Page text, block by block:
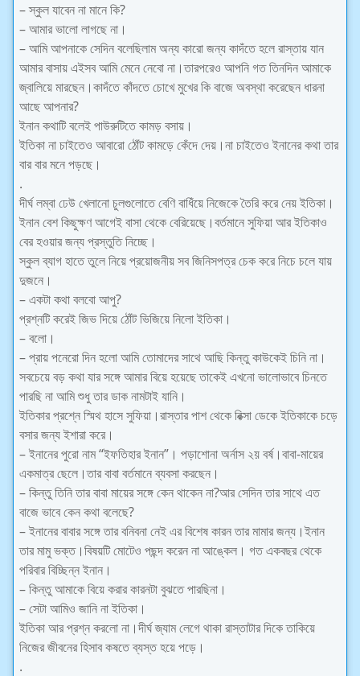
– স্কুল যাবেন না মানে কি?
– আমার ভালো লাগছে না।
– আমি আপনাকে সেদিন বলেছিলাম অন্য কারো জন্য কাদঁতে হলে রাস্তায় যান
আমার বাসায় এইসব আমি মেনে নেবো না।তারপরেও আপনি গত তিনদিন আমাকে
জ্বালিয়ে মারছেন।কাদঁতে কাঁদতে চোখে মুখের কি বাজে অবস্থা করেছেন ধারনা
আছে আপনার?
ইনান কথাটি বলেই পাউরুটিতে কামড় বসায়।
ইতিকা না চাইতেও আবারো ঠোঁট কামড়ে কেঁদে দেয়।না চাইতেও ইনানের কথা তার
বার বার মনে পড়ছে।
.
দীর্ঘ লম্বা ঢেউ খেলানো চুলগুলোতে বেণি বাধিঁয়ে নিজেকে তৈরি করে নেয় ইতিকা।
ইনান বেশ কিছুক্ষণ আগেই বাসা থেকে বেরিয়েছে।বর্তমানে সুফিয়া আর ইতিকাও
বের হওয়ার জন্য প্রস্তুতি নিচ্ছে।
স্কুল ব্যাগ হাতে তুলে নিয়ে প্রয়োজনীয় সব জিনিসপত্র চেক করে নিচে চলে যায়
দুজনে।
– একটা কথা বলবো আপু?
প্রশ্নটি করেই জিভ দিয়ে ঠোঁট ভিজিয়ে নিলো ইতিকা।
– বলো।
– প্রায় পনেরো দিন হলো আমি তোমাদের সাথে আছি কিন্তু কাউকেই চিনি না।
সবচেয়ে বড় কথা যার সঙ্গে আমার বিয়ে হয়েছে তাকেই এখনো ভালোভাবে চিনতে
পারছি না আমি শুধু তার ডাক নামটাই যানি।
ইতিকার প্রশ্নে স্মিথ হাসে সুফিয়া।রাস্তার পাশ থেকে রিক্সা ডেকে ইতিকাকে চড়ে
বসার জন্য ইশারা করে।
– ইনানের পুরো নাম “ইফতিহার ইনান”। পড়াশোনা অর্নাস ২য় বর্ষ।বাবা-মায়ের
একমাত্র ছেলে।তার বাবা বর্তমানে ব্যবসা করছেন।
– কিন্তু তিনি তার বাবা মায়ের সঙ্গে কেন থাকেন না?আর সেদিন তার সাথে এত
বাজে ভাবে কেন কথা বলেছে?
– ইনানের বাবার সঙ্গে তার বনিবনা নেই এর বিশেষ কারন তার মামার জন্য।ইনান
তার মামু ভক্ত।বিষয়টি মোটেও পছন্দ করেন না আঙ্কেল। গত একবছর থেকে
পরিবার বিচ্ছিন্ন ইনান।
– কিন্তু আমাকে বিয়ে করার কারনটা বুঝতে পারছিনা।
– সেটা আমিও জানি না ইতিকা।
ইতিকা আর প্রশ্ন করলো না।দীর্ঘ জ্যাম লেগে থাকা রাস্তাটার দিকে তাকিয়ে
নিজের জীবনের হিসাব কষতে ব্যস্ত হয়ে পড়ে।
.